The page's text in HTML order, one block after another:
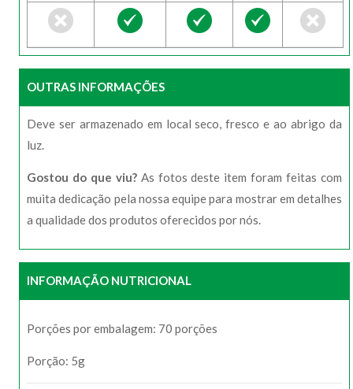
OUTRAS INFORMAÇÕES
Deve ser armazenado em local seco, fresco e ao abrigo da
luz.
Gostou do que viu?As fotos deste item foram feitas com
muita dedicação pela nossa equipe para mostrar em detalhes
a qualidade dos produtos oferecidos por nós.
INFORMAÇÃO NUTRICIONAL
Porções por embalagem: 70 porções
Porção: 5g